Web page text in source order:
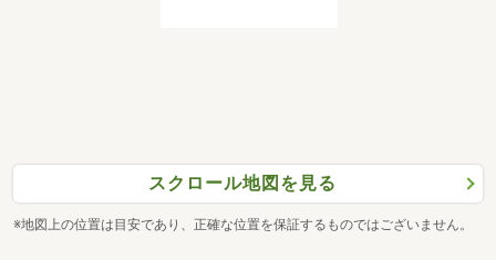
スクロール地図を見る
※地図上の位置は目安であり、正確な位置を保証するものではございません。